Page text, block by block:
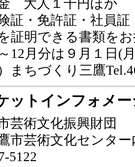
大人１千円ほか
証・免許証・社員証
証明できる書類を
12月分は９月１日(
）まちづくり三鷹
ットインフォメ
芸術文化振興財団
鷹市芸術文化センタ
5122